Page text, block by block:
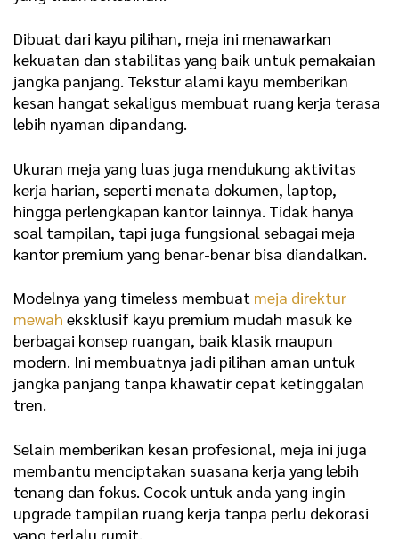
Dibuat dari kayu pilihan, meja ini menawarkan
kekuatan dan stabilitas yang baik untuk pemakaian
jangka panjang. Tekstur alami kayu memberikan
kesan hangat sekaligus membuat ruang kerja terasa
lebih nyaman dipandang.
Ukuran meja yang luas juga mendukung aktivitas
kerja harian, seperti menata dokumen, laptop,
hingga perlengkapan kantor lainnya. Tidak hanya
soal tampilan, tapi juga fungsional sebagai meja
kantor premium yang benar-benar bisa diandalkan.
Modelnya yang timeless membuat meja direktur
mewah eksklusif kayu premium mudah masuk ke
berbagai konsep ruangan, baik klasik maupun
modern. Ini membuatnya jadi pilihan aman untuk
jangka panjang tanpa khawatir cepat ketinggalan
tren.
Selain memberikan kesan profesional, meja ini juga
membantu menciptakan suasana kerja yang lebih
tenang dan fokus. Cocok untuk anda yang ingin
upgrade tampilan ruang kerja tanpa perlu dekorasi
yang terlalu rumit.